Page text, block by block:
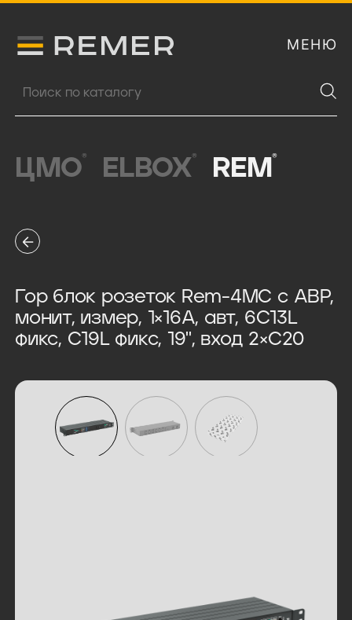
Логитип компании Remer МЕНЮ
Поиск продукции
ЦМО® ELBOX® REM ®
Гор блок розеток Rem-4MC с АВР,
монит, измер, 1×16A, авт, 6C13L
фикс, C19L фикс, 19'', вход 2×C20